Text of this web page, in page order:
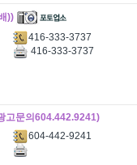
))
416-333-3737
416-333-3737
고문의604.442.9241)
604-442-9241